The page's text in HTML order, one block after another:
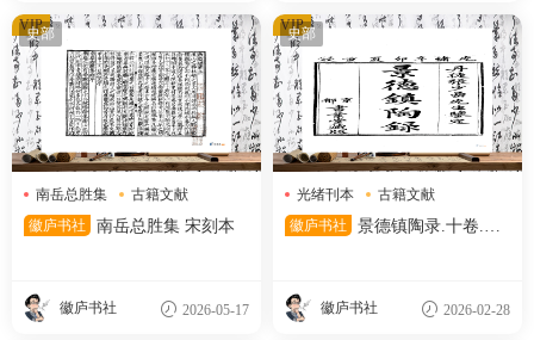
史部
南岳总胜集
古籍文献
古籍版本
徽庐书社 南岳总胜集 宋刻本
徽庐书社 2026-05-17
VIP 史部
光绪刊本
古籍文献
工艺典籍
徽庐书社
景德镇陶录.十卷.清.
徽庐书社 2026-02-28
VIP